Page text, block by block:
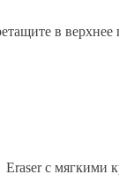
в
Eraser с мягкими